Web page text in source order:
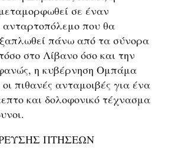
σε έναν
που θα
πάνω από τα σύνορα
στο Λίβανο όσο και την
η κυβέρνηση Ομπάμα
οι πιθανές ανταμοιβές για ένα
και δολοφονικό τέχνασμα
ΠΤΗΣΕΩΝ